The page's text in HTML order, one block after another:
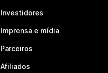
Investidores
Imprensa e mídia
Parceiros
Afiliados